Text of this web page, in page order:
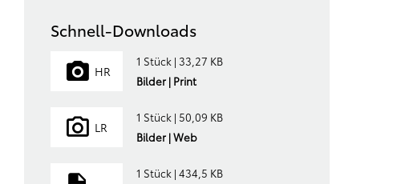
Schnell-Downloads
HR
1 Stück | 33,27 KB
Bilder | Print
LR
1 Stück | 50,09 KB
Bilder | Web
1 Stück | 434,5 KB